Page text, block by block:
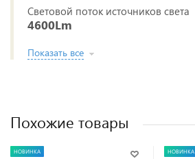
Световой поток источников света
4600Lm
Показать все
Похожие товары
НОВИНКА НОВИНКА